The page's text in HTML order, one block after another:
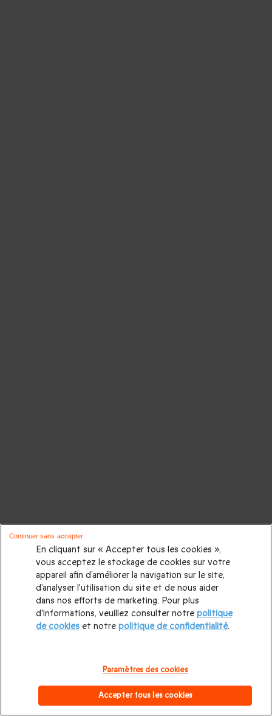
En cliquant sur « Accepter tous les cookies »,
vous acceptez le stockage de cookies sur votre
appareil afin d’améliorer la navigation sur le site,
d’analyser l'utilisation du site et de nous aider
dans nos efforts de marketing. Pour plus
d'informations, veuillez consulter notre politique
de cookieset notre politique de confidentialité.
Paramètres des cookies
Accepter tous les cookies
Continuer sans accepter